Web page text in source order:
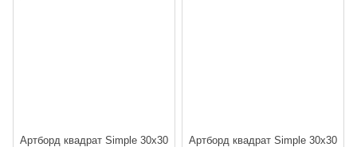
Артборд квадрат Simple 30х30
Артборд квадрат Simple 30х30